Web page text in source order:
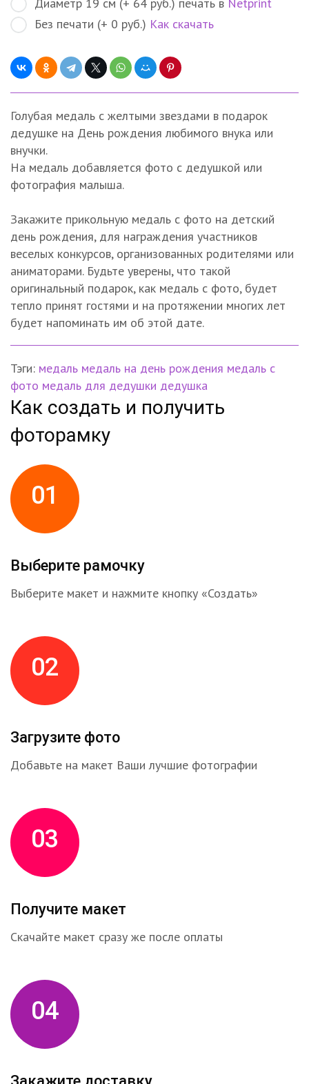
Без печати (+ 0 руб.) Как скачать
Голубая медаль с желтыми звездами в подарок
дедушке на День рождения любимого внука или
внучки.
На медаль добавляется фото с дедушкой или
фотография малыша.
Закажите прикольную медаль с фото на детский
день рождения, для награждения участников
веселых конкурсов, организованных родителями или
аниматорами. Будьте уверены, что такой
оригинальный подарок, как медаль с фото, будет
тепло принят гостями и на протяжении многих лет
будет напоминать им об этой дате.
Тэги: медаль медаль на день рождения медаль с
фото медаль для дедушки дедушка
Как создать и получить
фоторамку
01
Выберите рамочку
Выберите макет и нажмите кнопку «Создать»
02
Загрузите фото
Добавьте на макет Ваши лучшие фотографии
03
Получите макет
Скачайте макет сразу же после оплаты
04